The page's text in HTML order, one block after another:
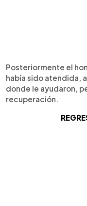
Posteriormente el
había sido atendida,
donde le ayudaron,
recuperación.